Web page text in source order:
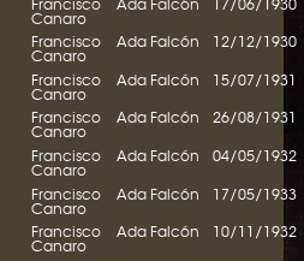
Francisco
Canaro
Ada Falcón 17/06/1930
Francisco
Canaro
Ada Falcón 12/12/1930
Francisco
Canaro
Ada Falcón 15/07/1931
Francisco
Canaro
Ada Falcón 26/08/1931
Francisco
Canaro
Ada Falcón 04/05/1932
Francisco
Canaro
Ada Falcón 17/05/1933
Francisco
Canaro
Ada Falcón 10/11/1932